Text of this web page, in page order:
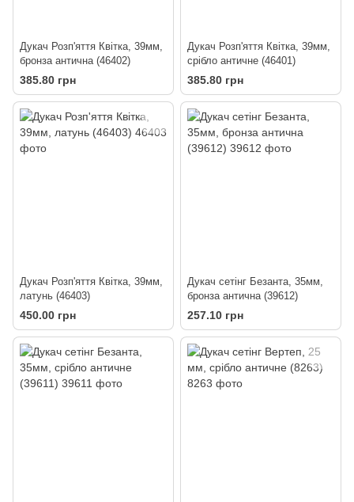
Дукач Розп'яття Квітка, 39мм,
бронза антична (46402)
385.80 грн
Дукач Розп'яття Квітка, 39мм,
срібло античне (46401)
385.80 грн
Дукач Розп'яття Квітка, 39мм,
латунь (46403)
450.00 грн
Дукач сетінг Безанта, 35мм,
бронза антична (39612)
257.10 грн